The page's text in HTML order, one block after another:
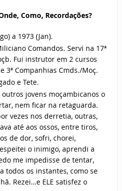
Como, Recordações?
a 1973 (Jan).
Comandos. Servi na 17ª
Fui instrutor em 2 cursos
3ª Companhias Cmds./Moç.
e Tete.
outros jovens moçambicanos o
nem ficar na retaguarda.
vezes nos derretia, outras,
até aos ossos, entre tiros,
de dor, sofri, chorei,
o inimigo, aprendi a
me impedisse de tentar,
todos os instantes, como se
Rezei…e ELE satisfez o